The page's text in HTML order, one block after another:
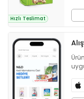
Hızlı Teslimat